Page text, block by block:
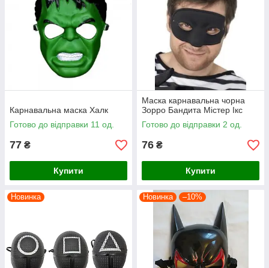
Карнавальна маска Халк
Готово до відправки 11 од.
77 ₴
Купити
Маска карнавальна чорна
Зорро Бандита Містер Ікс
Готово до відправки 2 од.
76 ₴
Купити
Новинка Новинка –10%